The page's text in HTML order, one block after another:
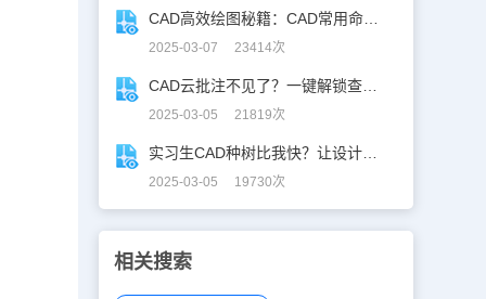
2025-03-07 23414次
2025-03-05 21819次
2025-03-05 19730次
相关搜索